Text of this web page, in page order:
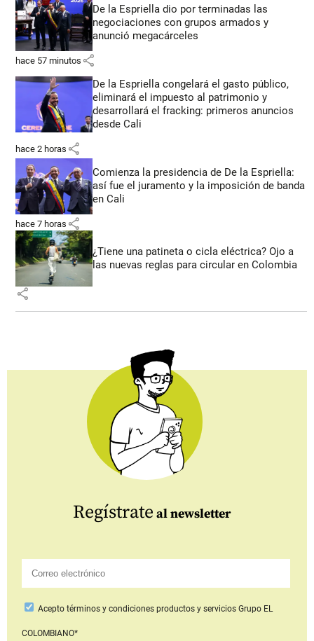
De la Espriella dio por terminadas las
negociaciones con grupos armados y
anunció megacárceles
hace 57 minutos share
De la Espriella congelará el gasto público,
eliminará el impuesto al patrimonio y
desarrollará el fracking: primeros anuncios
desde Cali
hace 2 horas share
Comienza la presidencia de De la Espriella:
así fue el juramento y la imposición de banda
en Cali
hace 7 horas share
¿Tiene una patineta o cicla eléctrica? Ojo a
las nuevas reglas para circular en Colombia
share
Regístrate al newsletter
Aceptotérminos y condiciones productos y serviciosGrupo EL
COLOMBIANO*